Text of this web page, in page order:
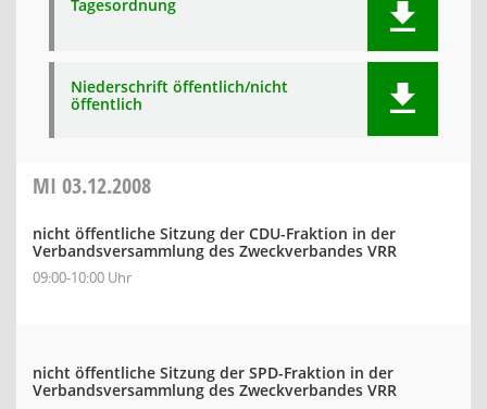
Tagesordnung
Niederschrift öffentlich/nicht
öffentlich
MI 03.12.2008
nicht öffentliche Sitzung der CDU-Fraktion in der
Verbandsversammlung des Zweckverbandes VRR
09:00-10:00 Uhr
nicht öffentliche Sitzung der SPD-Fraktion in der
Verbandsversammlung des Zweckverbandes VRR